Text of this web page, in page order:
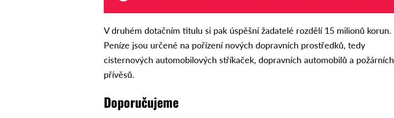
V druhém dotačním titulu si pak úspěšní žadatelé rozdělí 15 milionů korun.
Peníze jsou určené na pořízení nových dopravních prostředků, tedy
cisternových automobilových stříkaček, dopravních automobilů a požárních
přívěsů.
Doporučujeme